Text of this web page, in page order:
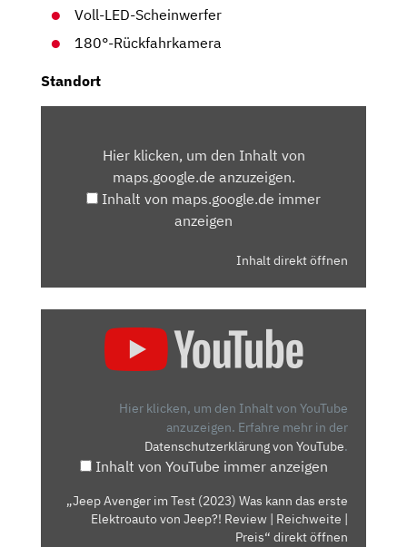
Voll-LED-Scheinwerfer
180°-Rückfahrkamera
Standort
MAPS.GOOGLE.DEHier klicken, um den Inhalt von
maps.google.de anzuzeigen.
Inhalt von maps.google.de immer
anzeigen
Inhalt direkt öffnen
ERSTE
ELEKTROAUTO
Hier klicken, um den Inhalt von YouTube
anzuzeigen. Erfahre mehr in der
Datenschutzerklärung von YouTube.
Inhalt von YouTube immer anzeigen
„Jeep Avenger im Test (2023) Was kann das erste
Elektroauto von Jeep?! Review | Reichweite |
Preis“ direkt öffnen